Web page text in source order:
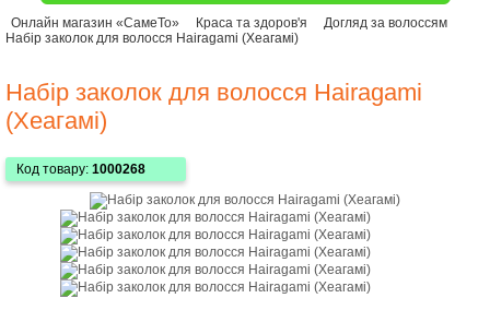
Онлайн магазин «СамеТо» Краса та здоров'я
Догляд за волоссям
Набір заколок для волосся Hairagami (Хеагамі)
Набір заколок для волосся Hairagami
(Хеагамі)
Код товару: 1000268